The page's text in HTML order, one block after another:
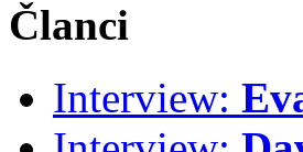
Članci
Interview: